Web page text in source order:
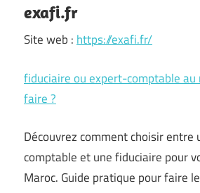
exafi.fr
Site web : https://exafi.fr/
fiduciaire ou expert-comptable au
faire ?
Découvrez comment choisir entre
comptable et une fiduciaire pour
Maroc. Guide pratique pour faire